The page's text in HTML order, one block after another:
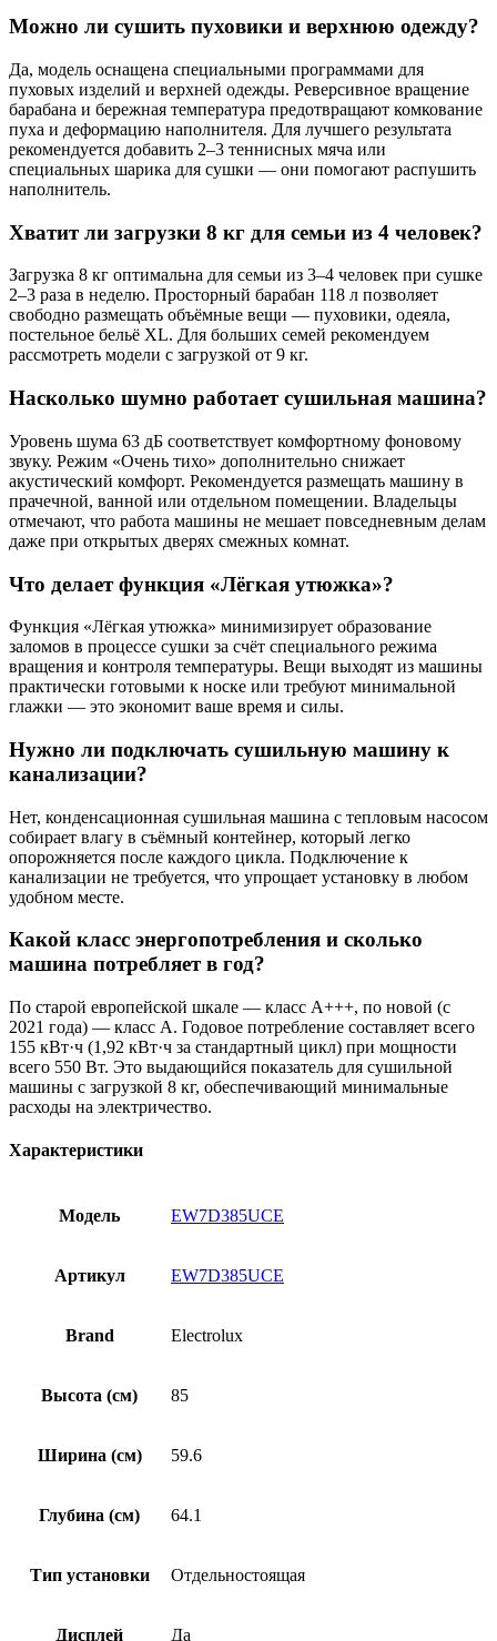
Можно ли сушить пуховики и верхнюю одежду?
Да, модель оснащена специальными программами для
пуховых изделий и верхней одежды. Реверсивное вращение
барабана и бережная температура предотвращают комкование
пуха и деформацию наполнителя. Для лучшего результата
рекомендуется добавить 2–3 теннисных мяча или
специальных шарика для сушки — они помогают распушить
наполнитель.
Хватит ли загрузки 8 кг для семьи из 4 человек?
Загрузка 8 кг оптимальна для семьи из 3–4 человек при сушке
2–3 раза в неделю. Просторный барабан 118 л позволяет
свободно размещать объёмные вещи — пуховики, одеяла,
постельное бельё XL. Для больших семей рекомендуем
рассмотреть модели с загрузкой от 9 кг.
Насколько шумно работает сушильная машина?
Уровень шума 63 дБ соответствует комфортному фоновому
звуку. Режим «Очень тихо» дополнительно снижает
акустический комфорт. Рекомендуется размещать машину в
прачечной, ванной или отдельном помещении. Владельцы
отмечают, что работа машины не мешает повседневным делам
даже при открытых дверях смежных комнат.
Что делает функция «Лёгкая утюжка»?
Функция «Лёгкая утюжка» минимизирует образование
заломов в процессе сушки за счёт специального режима
вращения и контроля температуры. Вещи выходят из машины
практически готовыми к носке или требуют минимальной
глажки — это экономит ваше время и силы.
Нужно ли подключать сушильную машину к
канализации?
Нет, конденсационная сушильная машина с тепловым насосом
собирает влагу в съёмный контейнер, который легко
опорожняется после каждого цикла. Подключение к
канализации не требуется, что упрощает установку в любом
удобном месте.
Какой класс энергопотребления и сколько
машина потребляет в год?
По старой европейской шкале — класс A+++, по новой (с
2021 года) — класс A. Годовое потребление составляет всего
155 кВт·ч (1,92 кВт·ч за стандартный цикл) при мощности
всего 550 Вт. Это выдающийся показатель для сушильной
машины с загрузкой 8 кг, обеспечивающий минимальные
расходы на электричество.
Характеристики
Модель EW7D385UCE
Артикул EW7D385UCE
Brand Electrolux
Высота (см) 85
Ширина (см) 59.6
Глубина (см) 64.1
Тип установки Отдельностоящая
Дисплей Да